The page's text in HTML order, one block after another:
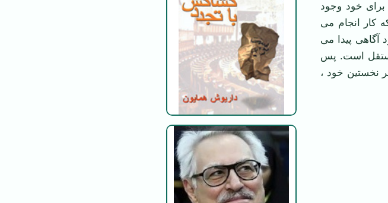
برای خود وجود
كار انجام می
آگاهی پیدا می
مستقل است. پس
نخستین خود ،